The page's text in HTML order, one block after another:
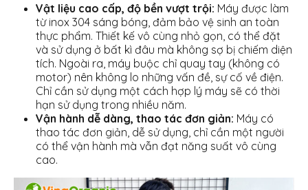
Vật liệu cao cấp, độ bền vượt trội: Máy được làm
từ inox 304 sáng bóng, đảm bảo vệ sinh an toàn
thực phẩm. Thiết kế vô cùng nhỏ gọn, có thể đặt
và sử dụng ở bất kì đâu mà không sợ bị chiếm diện
tích. Ngoài ra, máy buộc chỉ quay tay (không có
motor) nên không lo những vấn đề, sự cố về điện.
Chỉ cần sử dụng một cách hợp lý máy sẽ có thời
hạn sử dụng trong nhiều năm.
Vận hành dễ dàng, thao tác đơn giản: Máy có
thao tác đơn giản, dễ sử dụng, chỉ cần một người
có thể vận hành mà vẫn đạt năng suất vô cùng
cao.